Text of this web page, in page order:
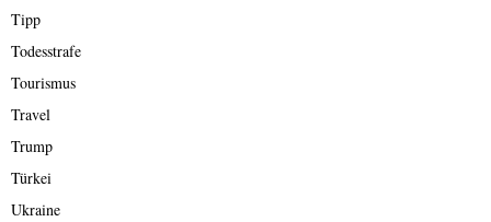
Tipp
Todesstrafe
Tourismus
Travel
Trump
Türkei
Ukraine